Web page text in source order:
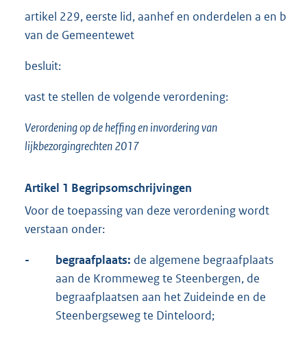
artikel 229, eerste lid, aanhef en onderdelen a en b
van de Gemeentewet
besluit:
vast te stellen de volgende verordening:
Verordening op de heffing en invordering van
lijkbezorgingrechten 2017
Artikel 1 Begripsomschrijvingen
Voor de toepassing van deze verordening wordt
verstaan onder:
- begraafplaats: de algemene begraafplaats
aan de Krommeweg te Steenbergen, de
begraafplaatsen aan het Zuideinde en de
Steenbergseweg te Dinteloord;